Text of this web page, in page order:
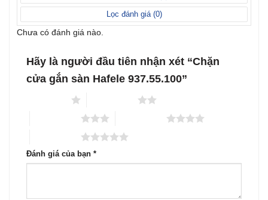
sao
Lọc đánh giá (0)
Chưa có đánh giá nào.
Hãy là người đầu tiên nhận xét “Chặn
cửa gắn sàn Hafele 937.55.100”
Đánh giá của bạn *